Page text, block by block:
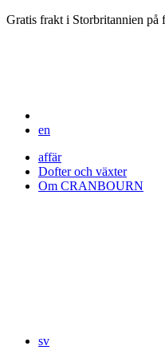
Gratis frakt i Storbritannien på
en
affär
Dofter och växter
Om CRANBOURN
sv